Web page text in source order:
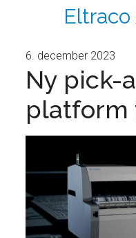
6. december 2023
Ny pick-
platform